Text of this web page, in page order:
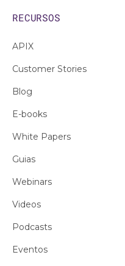
RECURSOS
APIX
Customer Stories
Blog
E-books
White Papers
Guias
Webinars
Videos
Podcasts
Eventos